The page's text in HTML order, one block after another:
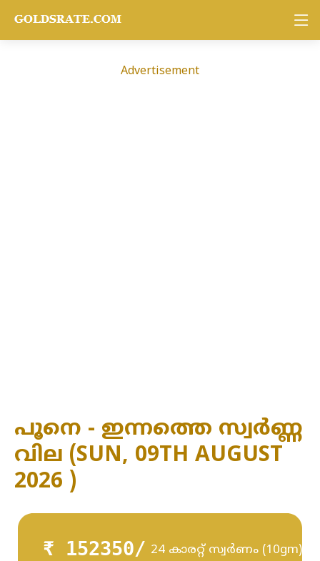
Advertisement
പൂനെ - ഇന്നത്തെ സ്വർണ്ണ
വില (SUN, 09TH AUGUST
2026 )
₹ 152350/ 24 കാരറ്റ് സ്വർണം (10gm)